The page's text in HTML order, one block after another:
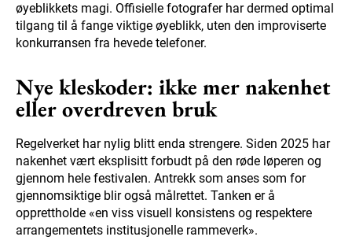
øyeblikkets magi. Offisielle fotografer har dermed optimal
tilgang til å fange viktige øyeblikk, uten den improviserte
konkurransen fra hevede telefoner.
Nye kleskoder: ikke mer nakenhet
eller overdreven bruk
Regelverket har nylig blitt enda strengere. Siden 2025 har
nakenhet vært eksplisitt forbudt på den røde løperen og
gjennom hele festivalen. Antrekk som anses som for
gjennomsiktige blir også målrettet. Tanken er å
opprettholde «en viss visuell konsistens og respektere
arrangementets institusjonelle rammeverk».